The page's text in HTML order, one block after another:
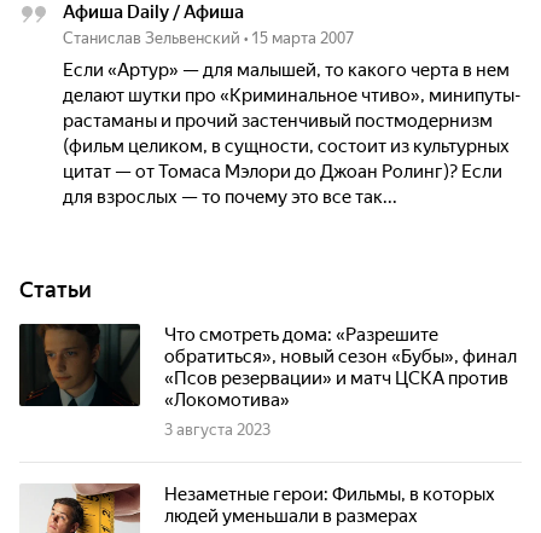
Афиша Daily / Афиша
Станислав Зельвенский • 15 марта 2007
Если «Артур» — для малышей, то какого черта в нем
делают шутки про «Криминальное чтиво», минипуты-
растаманы и прочий застенчивый постмодернизм
(фильм целиком, в сущности, состоит из культурных
цитат — от Томаса Мэлори до Джоан Ролинг)? Если
для взрослых — то почему это все так...
Статьи
Что смотреть дома: «Разрешите
обратиться», новый сезон «Бубы», финал
«Псов резервации» и матч ЦСКА против
«Локомотива»
3 августа 2023
Незаметные герои: Фильмы, в которых
людей уменьшали в размерах